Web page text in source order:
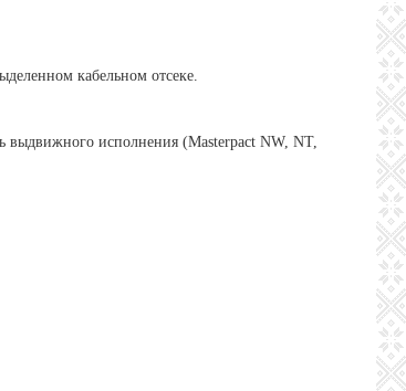
кабельном отсеке.
выдвижного исполнения (Masterpact NW, NT,